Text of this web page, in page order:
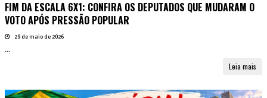
FIM DA ESCALA 6X1: CONFIRA OS DEPUTADOS QUE MUDARAM O
VOTO APÓS PRESSÃO POPULAR
29 de maio de 2026
...
Leia mais